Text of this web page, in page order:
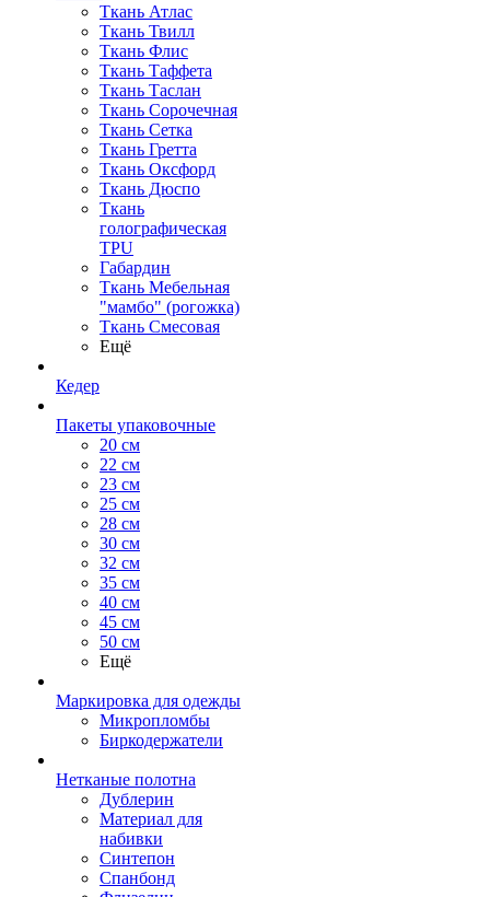
Ткань Атлас
Ткань Твилл
Ткань Флис
Ткань Таффета
Ткань Таслан
Ткань Сорочечная
Ткань Сетка
Ткань Гретта
Ткань Оксфорд
Ткань Дюспо
Ткань
голографическая
TPU
Габардин
Ткань Мебельная
"мамбо" (рогожка)
Ткань Смесовая
Ещё
Кедер
Пакеты упаковочные
20 см
22 см
23 см
25 см
28 см
30 см
32 см
35 см
40 см
45 см
50 см
Ещё
Маркировка для одежды
Микропломбы
Биркодержатели
Нетканые полотна
Дублерин
Материал для
набивки
Синтепон
Спанбонд